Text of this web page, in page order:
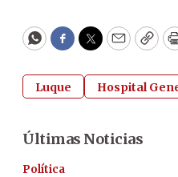
WhatsApp
Facebook
Twitter
Email
Luque Hospital
Últimas Noticias
Política